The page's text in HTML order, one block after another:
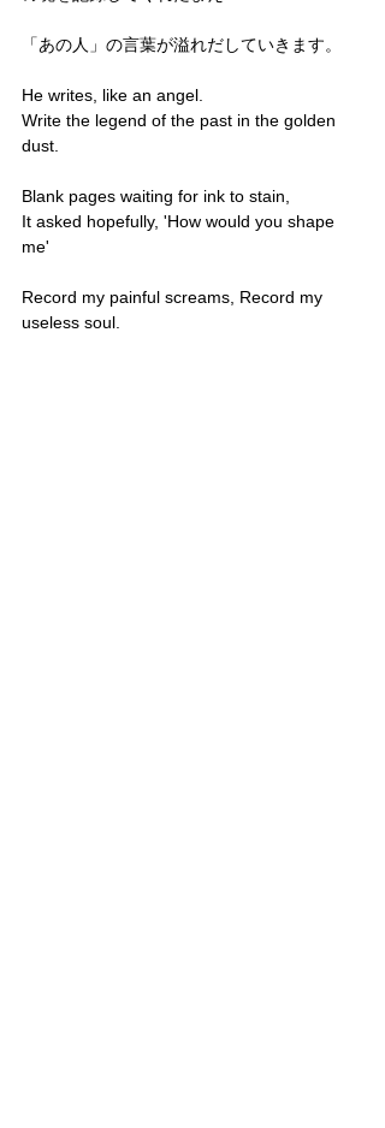
「あの人」の言葉が溢れだしていきます。
He writes, like an angel.
Write the legend of the past in the golden
dust.
Blank pages waiting for ink to stain,
It asked hopefully, 'How would you shape
me'
Record my painful screams, Record my
useless soul.